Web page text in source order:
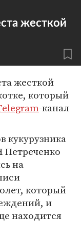
жесткой
жесткой
который
-канал
кукурузника
Петреченко
на
который
и
находится